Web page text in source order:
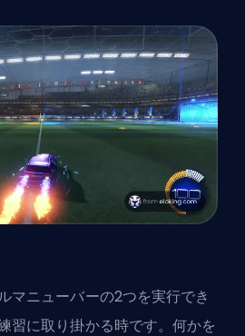
マニューバーの2つを実行でき
習に取り掛かる時です。何かを